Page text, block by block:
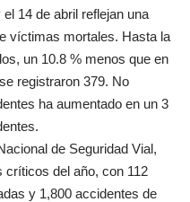
14 de abril reflejan una
víctimas mortales. Hasta la
un 10.8 % menos que en
registraron 379. No
ha aumentado en un 3
de Seguridad Vial,
del año, con 112
y 1,800 accidentes de